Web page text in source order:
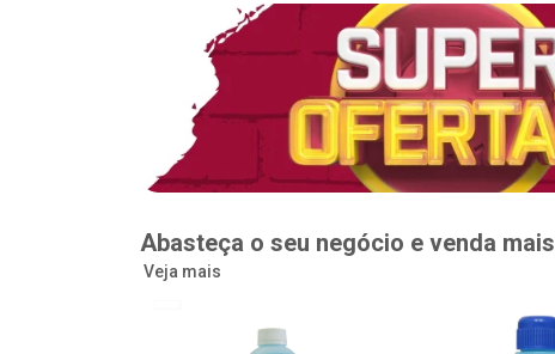
Abasteça o seu negócio e venda mais
Veja mais